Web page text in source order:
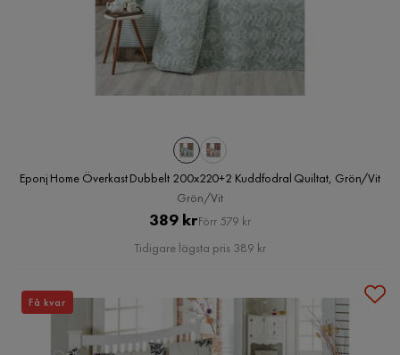
Eponj Home Överkast Dubbelt 200x220+2 Kuddfodral Quiltat, Grön/Vit
Grön/Vit
Pris
389 krOriginal
Pris
Förr 579 kr
Tidigare lägsta pris 389 kr
Få kvar